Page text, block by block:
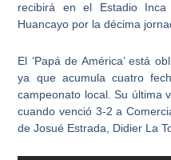
recibirá en el Estadio
Huancayo por la décima
El ‘Papá de América’ está
ya que acumula cuatro
campeonato local. Su última
cuando venció 3-2 a
de Josué Estrada, Didier La